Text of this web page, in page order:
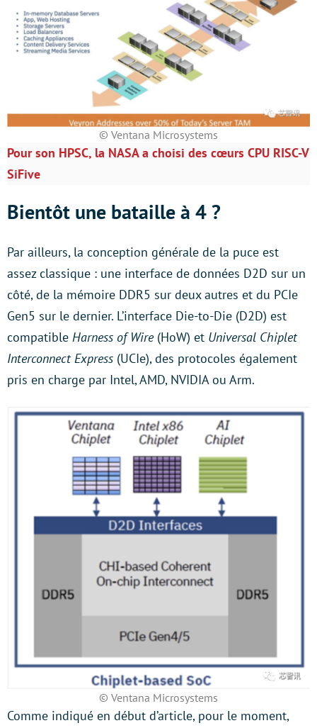
© Ventana Microsystems
Pour son HPSC, la NASA a choisi des cœurs CPU RISC-V
SiFive
Bientôt une bataille à 4 ?
Par ailleurs, la conception générale de la puce est
assez classique : une interface de données D2D sur un
côté, de la mémoire DDR5 sur deux autres et du PCIe
Gen5 sur le dernier. L’interface Die-to-Die (D2D) est
compatible Harness of Wire(HoW) et Universal Chiplet
Interconnect Express (UCIe), des protocoles également
pris en charge par Intel, AMD, NVIDIA ou Arm.
© Ventana Microsystems
Comme indiqué en début d’article, pour le moment,